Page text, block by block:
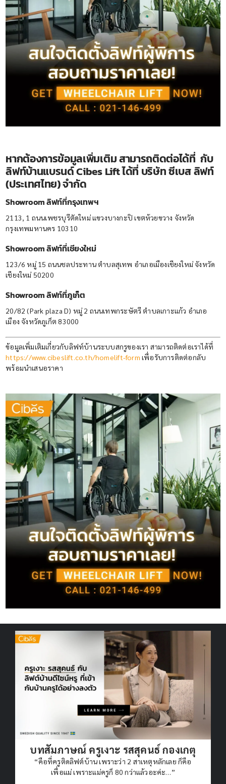
หากต้องการข้อมูลเพิ่มเติม สามารถติดต่อได้ที่ กับ
ลิฟท์บ้านแบรนด์ Cibes Lift ได้ที่ บริษัท ซีเบส ลิฟท์
(ประเทศไทย) จำกัด
Showroom ลิฟท์ที่กรุงเทพฯ
2113, 1 ถนนเพชรบุรีตัดใหม่ แขวงบางกะปิ เขตห้วยขวาง จังหวัด
กรุงเทพมหานคร 10310
Showroom ลิฟท์ที่เชียงใหม่
123/6 หมู่ 15 ถนนชลประทาน ตำบลสุเทพ อำเภอเมืองเชียงใหม่ จังหวัด
เชียงใหม่ 50200
Showroom ลิฟท์ที่ภูเก็ต
20/82 (Park plaza D) หมู่ 2 ถนนเทพกระษัตรี ตำบลเกาะแก้ว อำเภอ
เมือง จังหวัดภูเก็ต 83000
ข้อมูลเพิ่มเติมเกี่ยวกับลิฟท์บ้านระบบสกรูของเรา สามารถติดต่อเราได้ที่
https://www.cibeslift.co.th/homelift-form เพื่อรับการติดต่อกลับ
พร้อมนำเสนอราคา
บทสัมภาษณ์ ครูเงาะ รสสุคนธ์ กองเกตุ
“คือที่ครูติดลิฟต์บ้าน เพราะว่า 2 สาเหตุหลักเลย ก็คือ
เพื่อแม่ เพราะแม่ครูก็ 80 กว่าแล้วอะค่ะ…”